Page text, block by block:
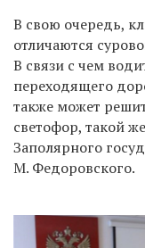
В свою очередь,
отличаются
В связи с чем
переходящего
также может
светофор, такой
Заполярного
М. Федоровского.